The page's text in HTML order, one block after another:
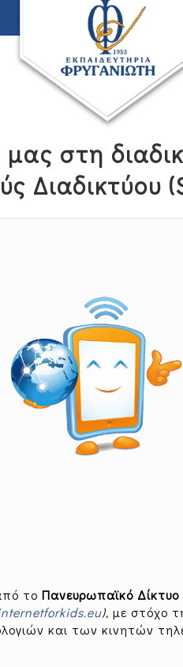
μας στη
Διαδικτύου
τοΠανευρωπαϊκό
.eu), με στόχο
και των κινητών